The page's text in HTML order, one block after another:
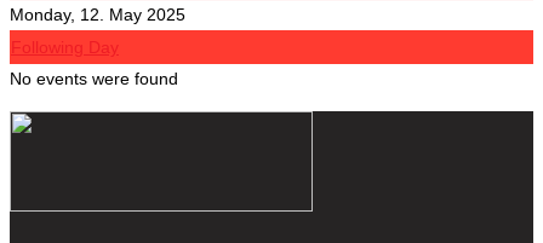
Monday, 12. May 2025
Following Day
No events were found